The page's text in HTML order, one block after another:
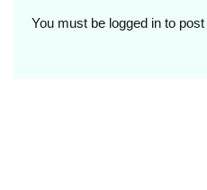
You must be logged in to